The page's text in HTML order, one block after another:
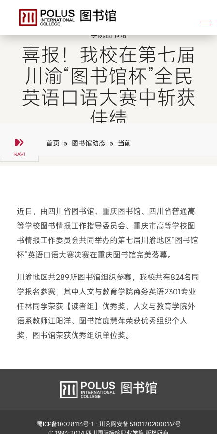
学院图书馆
喜报！我校在第七届
川渝“图书馆杯”全民
英语口语大赛中斩获
佳绩
首页 » 图书馆动态 » 当前
近日，由四川省图书馆、重庆图书馆、四川省普通高
等学校图书情报工作指导委员会、重庆市高等学校图
书情报工作委员会共同举办的第七届川渝地区“图书馆
杯”英语口语大赛决赛在重庆图书馆完美落幕。
川渝地区共289所图书馆组织参赛，我校共有824名同
学报名参赛，其中人文与教育学院商务英语2301专业
任林同学荣获【读者组】优秀奖，人文与教育学院外
语系教师江阳洋、图书馆庞慧萍荣获优秀组织个人
奖，图书馆荣获优秀组织单位奖。
蜀ICP备10028113号-1 · 川公网安备 51011202000167号
© 1993-2024 四川国际标榜职业学院 版权所有